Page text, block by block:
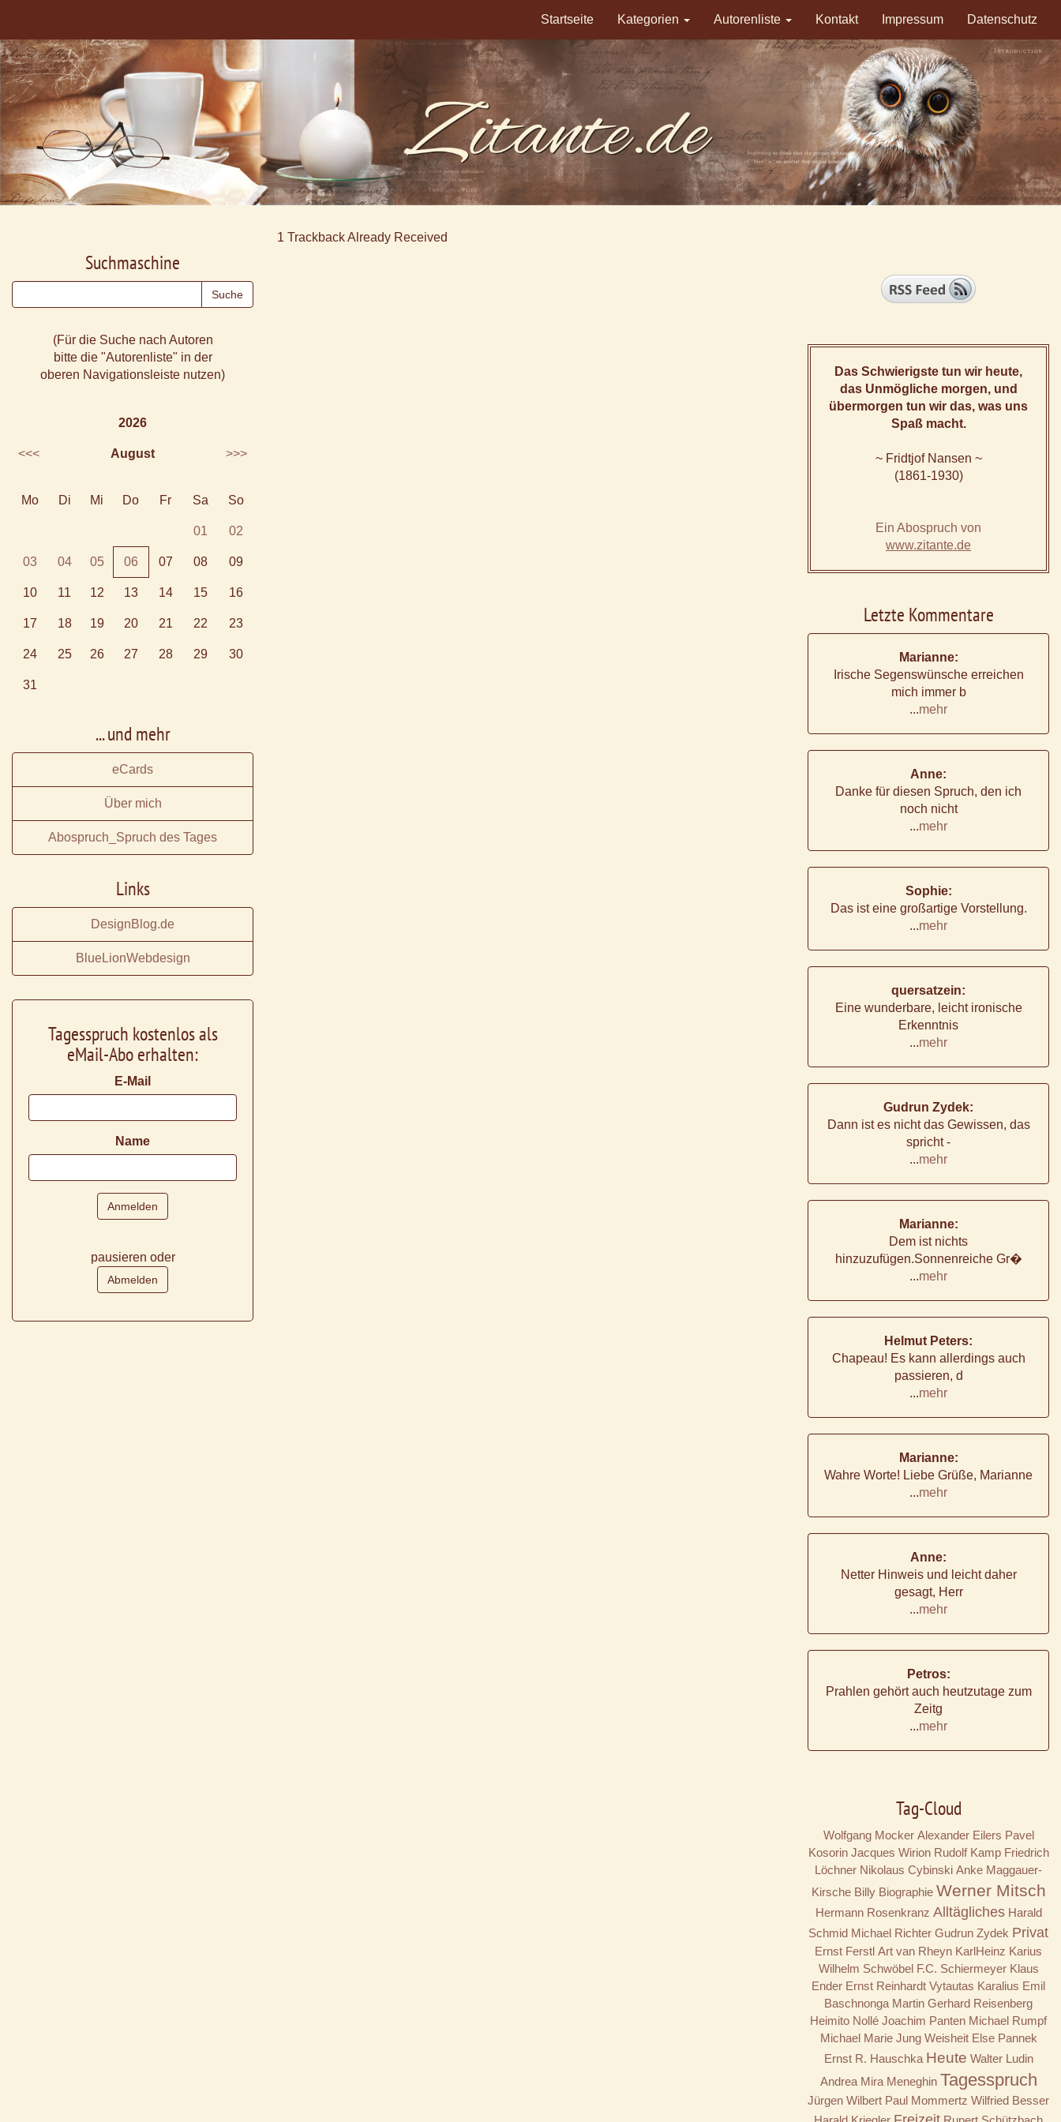
Startseite Kategorien Autorenliste Kontakt Impressum Datenschutz
1 Trackback Already Received
Suchmaschine
(Für die Suche nach Autoren
bitte die "Autorenliste" in der
oberen Navigationsleiste nutzen)
2026
<<< August >>>
Mo Di Mi Do Fr Sa So
01 02
03 04 05 06 07 08 09
10 11 12 13 14 15 16
17 18 19 20 21 22 23
24 25 26 27 28 29 30
31
... und mehr
eCards
Über mich
Abospruch_Spruch des Tages
Links
DesignBlog.de
BlueLionWebdesign
Tagesspruch kostenlos als
eMail-Abo erhalten:
E-Mail
Name
pausieren oder
Das Schwierigste tun wir heute,
das Unmögliche morgen, und
übermorgen tun wir das, was uns
Spaß macht.
~ Fridtjof Nansen ~
(1861-1930)
Ein Abospruch von
www.zitante.de
Letzte Kommentare
Marianne:
Irische Segenswünsche erreichen
mich immer b
...mehr
Anne:
Danke für diesen Spruch, den ich
noch nicht
...mehr
Sophie:
Das ist eine großartige Vorstellung.
...mehr
quersatzein:
Eine wunderbare, leicht ironische
Erkenntnis
...mehr
Gudrun Zydek:
Dann ist es nicht das Gewissen, das
spricht -
...mehr
Marianne:
Dem ist nichts
hinzuzufügen.Sonnenreiche Gr�
...mehr
Helmut Peters:
Chapeau! Es kann allerdings auch
passieren, d
...mehr
Marianne:
Wahre Worte! Liebe Grüße, Marianne
...mehr
Anne:
Netter Hinweis und leicht daher
gesagt, Herr
...mehr
Petros:
Prahlen gehört auch heutzutage zum
Zeitg
...mehr
Tag-Cloud
Wolfgang Mocker Alexander Eilers Pavel
Kosorin Jacques Wirion Rudolf Kamp Friedrich
Löchner Nikolaus Cybinski Anke Maggauer-
Kirsche Billy Biographie Werner Mitsch
Hermann Rosenkranz Alltägliches Harald
Schmid Michael Richter Gudrun Zydek Privat
Ernst Ferstl Art van Rheyn KarlHeinz Karius
Wilhelm Schwöbel F.C. Schiermeyer Klaus
Ender Ernst Reinhardt Vytautas Karalius Emil
Baschnonga Martin Gerhard Reisenberg
Heimito Nollé Joachim Panten Michael Rumpf
Michael Marie Jung Weisheit Else Pannek
Ernst R. Hauschka Heute Walter Ludin
Andrea Mira Meneghin Tagesspruch
Jürgen Wilbert Paul Mommertz Wilfried Besser